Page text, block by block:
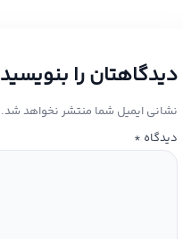
دیدگاهتان را بنویسید
نشانی ایمیل شما منتشر نخواهد شد.
دیدگاه *